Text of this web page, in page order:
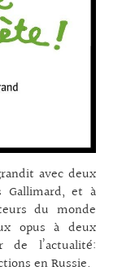
avec deux
Gallimard, et à
du monde
opus à deux
l’actualité:
en Russie.